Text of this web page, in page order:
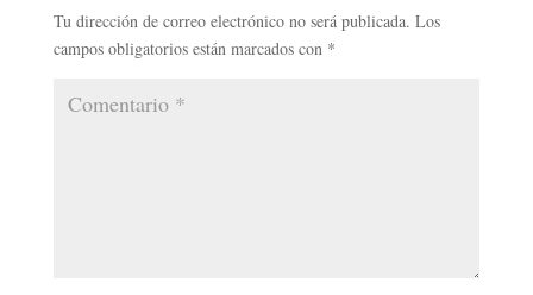
Tu dirección de correo electrónico no será publicada. Los
campos obligatorios están marcados con *